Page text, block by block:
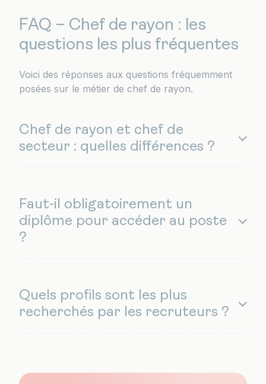
FAQ – Chef de rayon : les
questions les plus fréquentes
Voici des réponses aux questions fréquemment
posées sur le métier de chef de rayon.
Chef de rayon et chef de
secteur : quelles différences ?
Faut-il obligatoirement un
diplôme pour accéder au poste
?
Quels profils sont les plus
recherchés par les recruteurs ?